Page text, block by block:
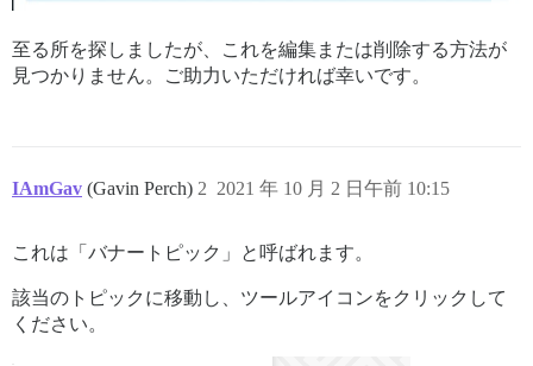
至る所を探しましたが、これを編集または削除する方法が
見つかりません。ご助力いただければ幸いです。
IAmGav (Gavin Perch) 2021 年 10 月 2 日午前 10:15
2
これは「バナートピック」と呼ばれます。
該当のトピックに移動し、ツールアイコンをクリックして
ください。